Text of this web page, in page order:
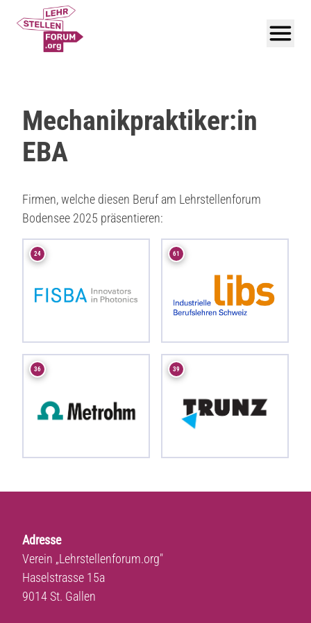
Mechanikpraktiker:in
EBA
Firmen, welche diesen Beruf am Lehrstellenforum
Bodensee 2025 präsentieren:
24 61
36 39
Adresse
Verein „Lehrstellenforum.org"
Haselstrasse 15a
9014 St. Gallen